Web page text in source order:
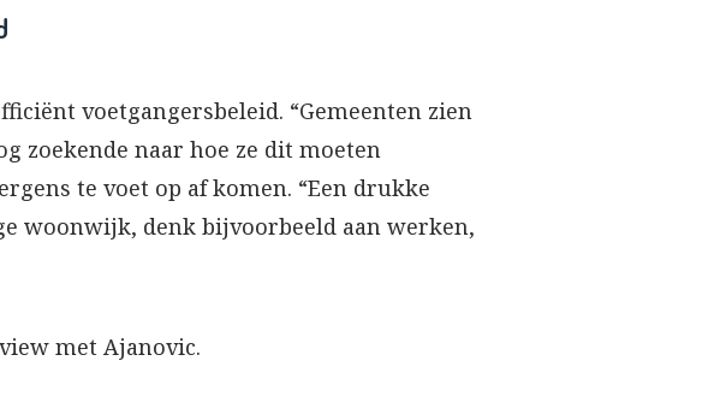
voetgangersbeleid. “Gemeenten zien
zoekende naar hoe ze dit moeten
te voet op af komen. “Een drukke
woonwijk, denk bijvoorbeeld aan werken,
met Ajanovic.